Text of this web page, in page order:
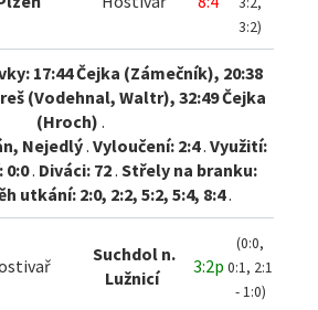
3:2)
17:44 Čejka (Zámečník), 20:38
(Vodehnal, Waltr), 32:49 Čejka
(Hroch) .
Nejedlý. Vyloučení: 2:4. Využití:
0:0. Diváci: 72. Střely na branku:
utkání: 2:0, 2:2, 5:2, 5:4, 8:4.
Suchdol n.
Lužnicí
3:2p
(0:0,
0:1, 2:1
- 1:0)